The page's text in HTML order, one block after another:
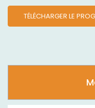
TÉLÉCHARGER LE